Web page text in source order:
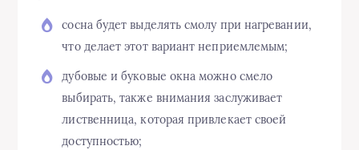
сосна будет выделять смолу при нагревании,
что делает этот вариант неприемлемым;
дубовые и буковые окна можно смело
выбирать, также внимания заслуживает
лиственница, которая привлекает своей
доступностью;